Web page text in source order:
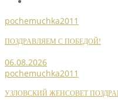
pochemuchka2011
ПОЗДРАВЛЯЕМ С ПОБЕДОЙ!
06.08.2026
pochemuchka2011
УЗЛОВСКИЙ ЖЕНСОВЕТ